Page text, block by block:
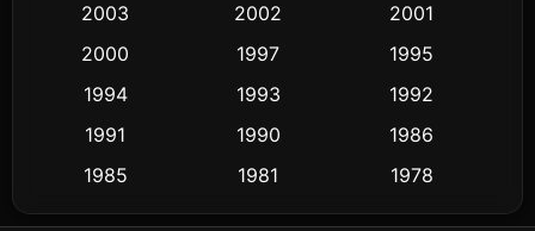
Crime อาชญากรรม 284
Culture
Dance เต้น
2003
2002
2001
2000
1997
1995
1994
1993
1992
1991
1990
1986
1985
1981
1978
1974